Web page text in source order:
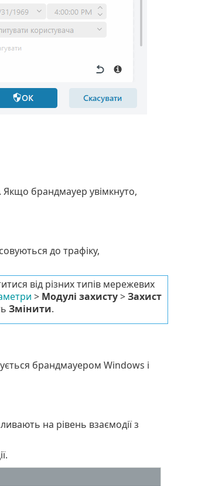
брандмауер увімкнуто,
до трафіку,
від різних типів мережевих
> Модулі захисту>Захист
Змінити.
брандмауером Windows і
на рівень взаємодії з